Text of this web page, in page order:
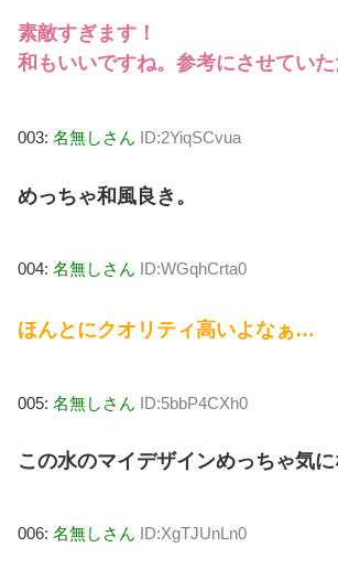
素敵すぎます！
和もいいですね。参考にさせてい
003: 名無しさん ID:2YiqSCvua
めっちゃ和風良き。
004: 名無しさん ID:WGqhCrta0
ほんとにクオリティ高いよなぁ…
005: 名無しさん ID:5bbP4CXh0
この水のマイデザインめっちゃ気
006: 名無しさん ID:XgTJUnLn0